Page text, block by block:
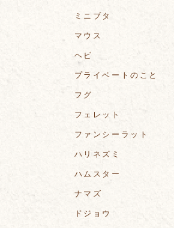
ミニブタ
マウス
ヘビ
プライベートのこと
フグ
フェレット
ファンシーラット
ハリネズミ
ハムスター
ナマズ
ドジョウ